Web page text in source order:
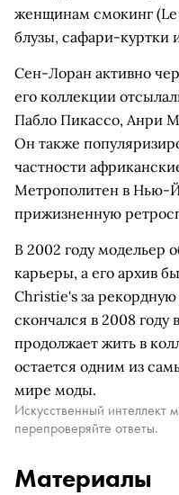
женщинам смокинг (Le
блузы, сафари-
Сен-Лоран активно
его коллекции
Пабло Пикассо, Анри
Он также
частности
Метрополитен в Нью-
прижизненную
В 2002 году модельер
карьеры, а его архив
Christie's за
скончался в 2008 году
продолжает жить в
остается одним из
мире моды.
Искусственный интеллект
перепроверяйте ответы.
Материалы